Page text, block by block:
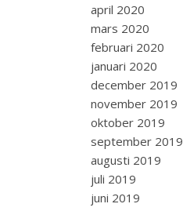
april 2020
mars 2020
februari 2020
januari 2020
december 2019
november 2019
oktober 2019
september 2019
augusti 2019
juli 2019
juni 2019